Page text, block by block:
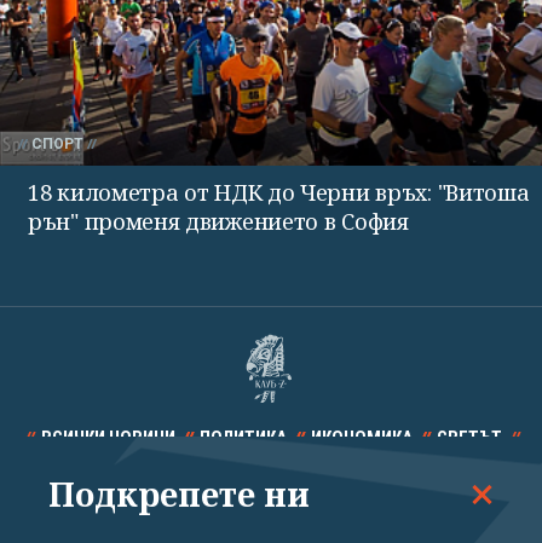
СПОРТ
18 километра от НДК до Черни връх: "Витоша
рън" променя движението в София
ВСИЧКИ НОВИНИ ПОЛИТИКА ИКОНОМИКА СВЕТЪТ
СПОРТ КУЛТУРА ТЕХНОЛОГИИ КАЛЕЙДОСКОП
Подкрепете ни